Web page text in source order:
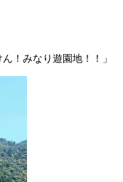
！みなり遊園地！！」